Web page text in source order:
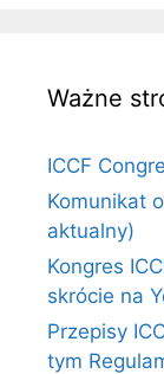
Ważne
ICCF
Komunikat
aktualny)
Kongres
skrócie na
Przepisy
tym